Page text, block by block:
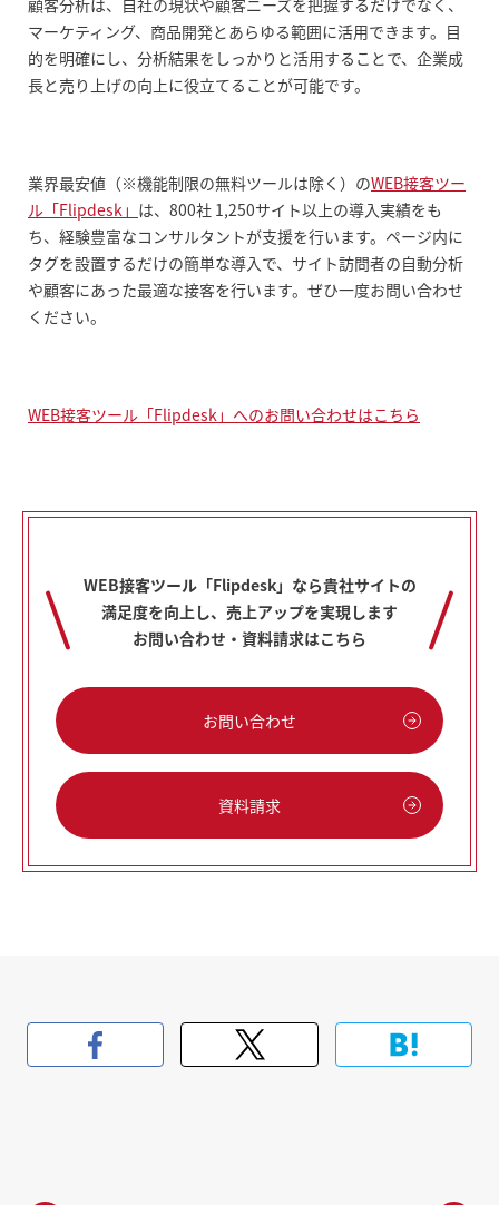
顧客分析は、自社の現状や顧客ニーズを把握するだけでなく、
マーケティング、商品開発とあらゆる範囲に活用できます。目
的を明確にし、分析結果をしっかりと活用することで、企業成
長と売り上げの向上に役立てることが可能です。
業界最安値（※機能制限の無料ツールは除く）のWEB接客ツー
ル「Flipdesk」 は、800社 1,250サイト以上の導入実績をも
ち、経験豊富なコンサルタントが支援を行います。ページ内に
タグを設置するだけの簡単な導入で、サイト訪問者の自動分析
や顧客にあった最適な接客を行います。ぜひ一度お問い合わせ
ください。
WEB接客ツール「Flipdesk」へのお問い合わせはこちら
WEB接客ツール「Flipdesk」なら貴社サイトの
満足度を向上し、売上アップを実現します
お問い合わせ・資料請求はこちら
お問い合わせ
資料請求